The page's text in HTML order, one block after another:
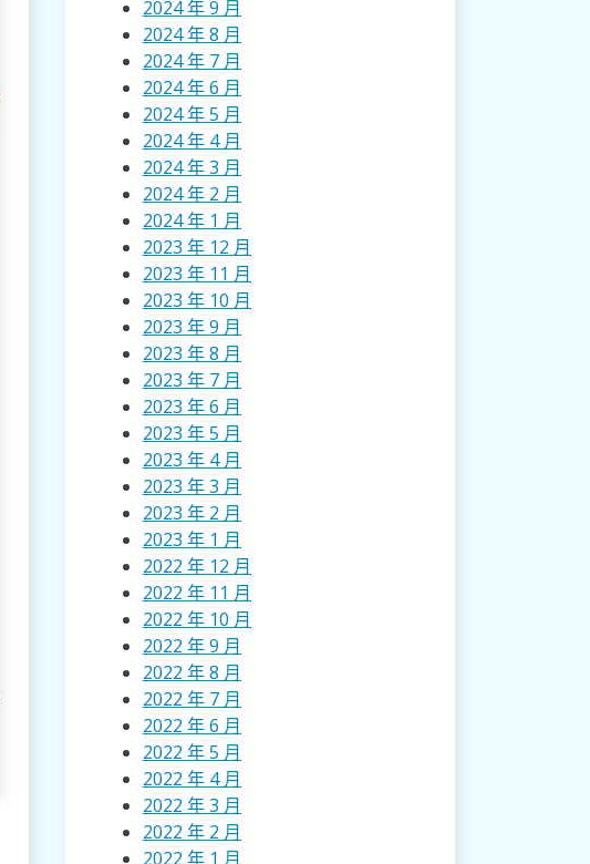
2024 年 9 月
2024 年 8 月
2024 年 7 月
2024 年 6 月
2024 年 5 月
2024 年 4 月
2024 年 3 月
2024 年 2 月
2024 年 1 月
2023 年 12 月
2023 年 11 月
2023 年 10 月
2023 年 9 月
2023 年 8 月
2023 年 7 月
2023 年 6 月
2023 年 5 月
2023 年 4 月
2023 年 3 月
2023 年 2 月
2023 年 1 月
2022 年 12 月
2022 年 11 月
2022 年 10 月
2022 年 9 月
2022 年 8 月
2022 年 7 月
2022 年 6 月
2022 年 5 月
2022 年 4 月
2022 年 3 月
2022 年 2 月
2022 年 1 月